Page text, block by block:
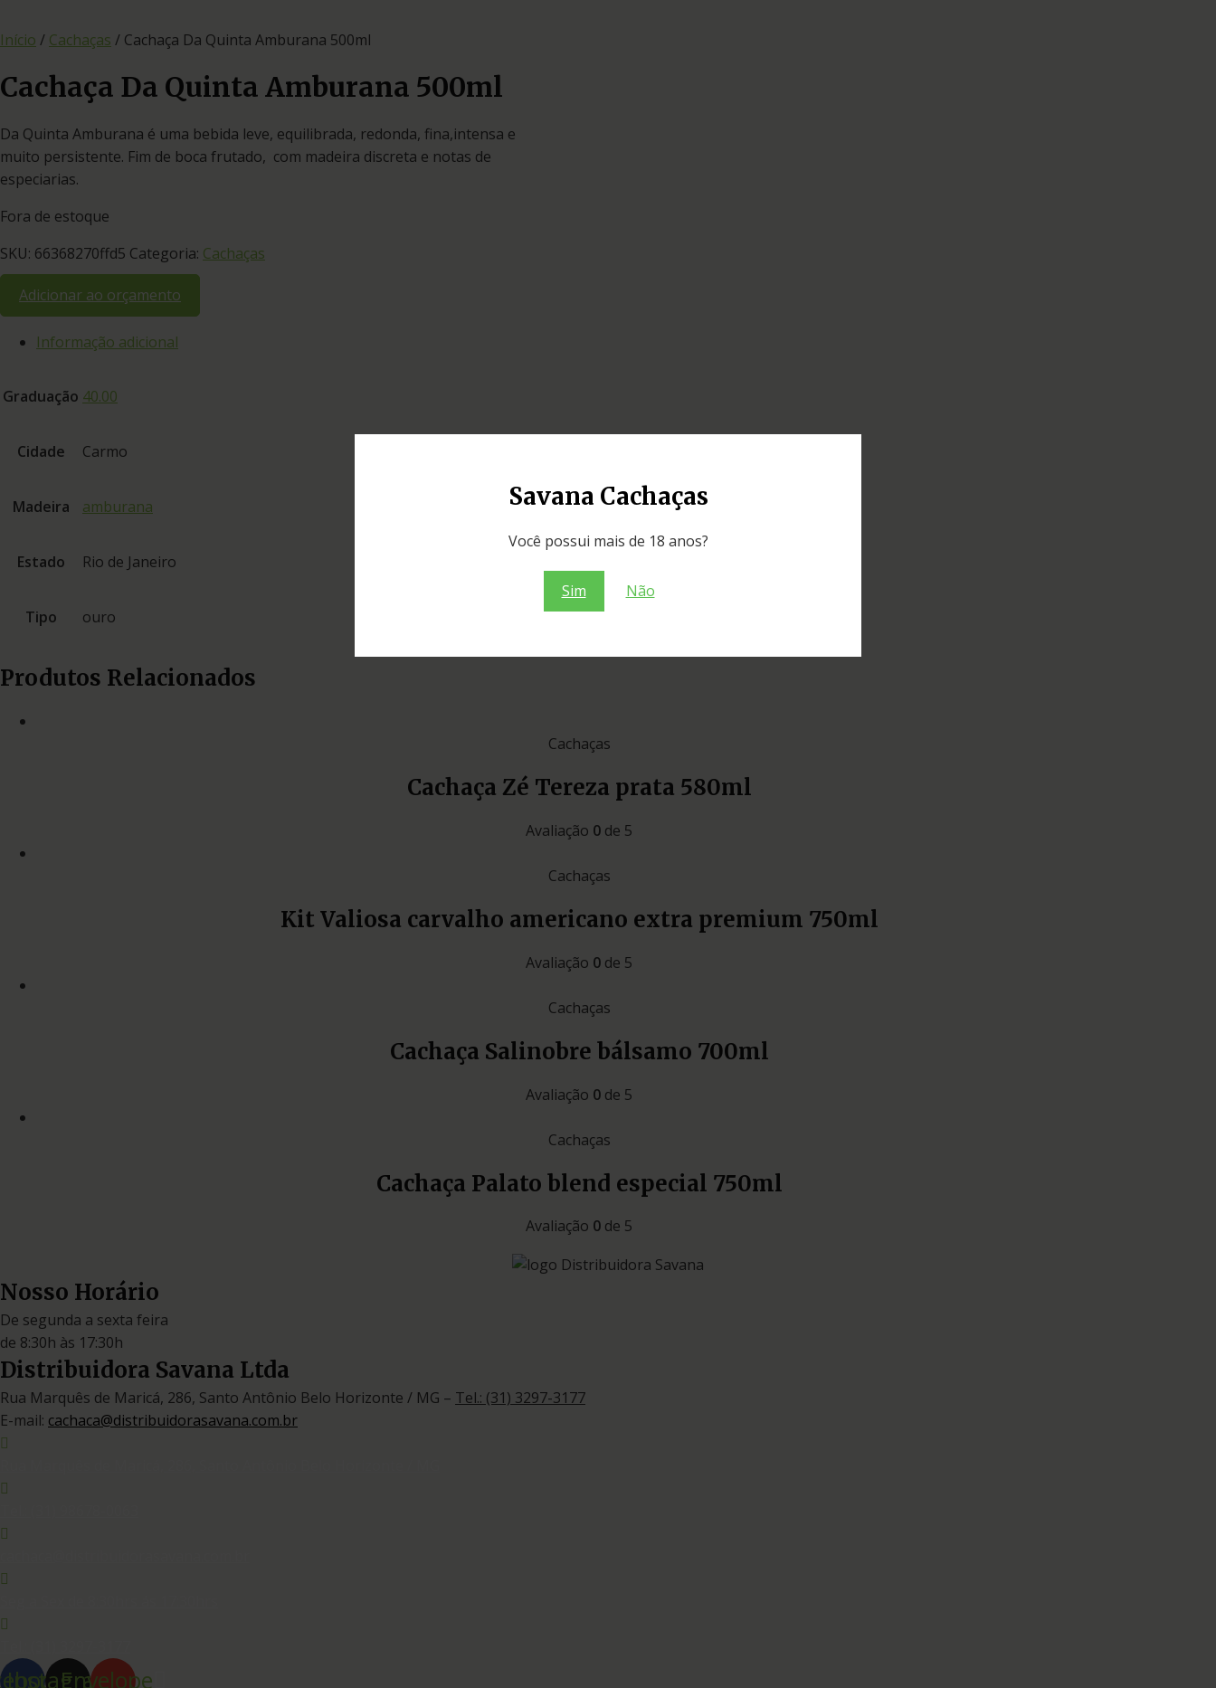
Savana Cachaças
Você possui mais de 18 anos?
Sim Não
Início / Cachaças / Cachaça Da Quinta Amburana 500ml
Cachaça Da Quinta Amburana 500ml
Da Quinta Amburana é uma bebida leve, equilibrada, redonda, fina,intensa e
muito persistente. Fim de boca frutado, com madeira discreta e notas de
especiarias.
Fora de estoque
SKU: 66368270ffd5 Categoria: Cachaças
Adicionar ao orçamento
Informação adicional
Graduação 40.00
Cidade Carmo
Madeira amburana
Estado Rio de Janeiro
Tipo ouro
Produtos Relacionados
Cachaças
Cachaça Zé Tereza prata 580ml
Avaliação 0 de 5
Cachaças
Kit Valiosa carvalho americano extra premium 750ml
Avaliação 0 de 5
Cachaças
Cachaça Salinobre bálsamo 700ml
Avaliação 0 de 5
Cachaças
Cachaça Palato blend especial 750ml
Avaliação 0 de 5
Nosso Horário
De segunda a sexta feira
de 8:30h às 17:30h
Distribuidora Savana Ltda
Rua Marquês de Maricá, 286, Santo Antônio Belo Horizonte / MG – Tel.: (31) 3297-3177
E-mail: cachaca@distribuidorasavana.com.br
Instagram
Envelope